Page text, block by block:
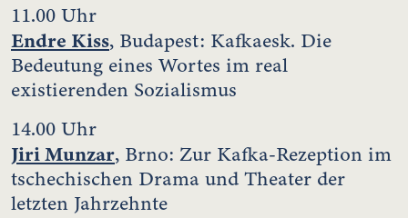
11.00 Uhr
Endre Kiss, Budapest: Kafkaesk. Die
Bedeutung eines Wortes im real
existierenden Sozialismus
14.00 Uhr
Jiri Munzar, Brno: Zur Kafka-Rezeption im
tschechischen Drama und Theater der
letzten Jahrzehnte